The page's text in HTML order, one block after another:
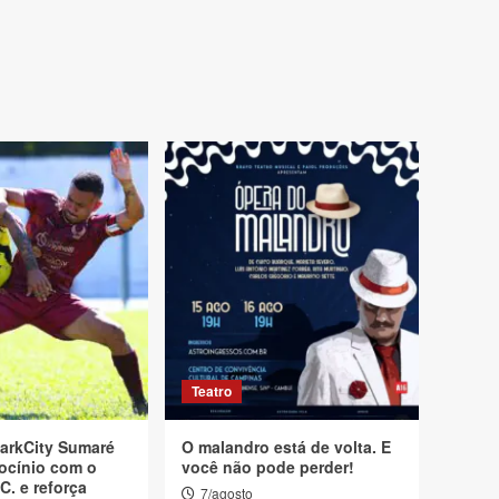
Sumaré
com o
e reforça
Teatro
O malandro está de volta. E
você não pode perder!
7/agosto